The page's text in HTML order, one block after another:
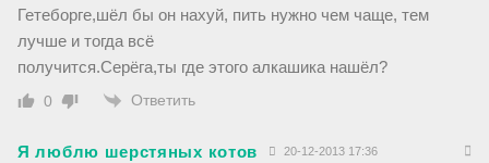
Гетеборге,шёл бы он нахуй, пить нужно чем чаще, тем
лучше и тогда всё
получится.Серёга,ты где этого алкашика нашёл?
0 Ответить
Я люблю шерстяных котов 20-12-2013 17:36